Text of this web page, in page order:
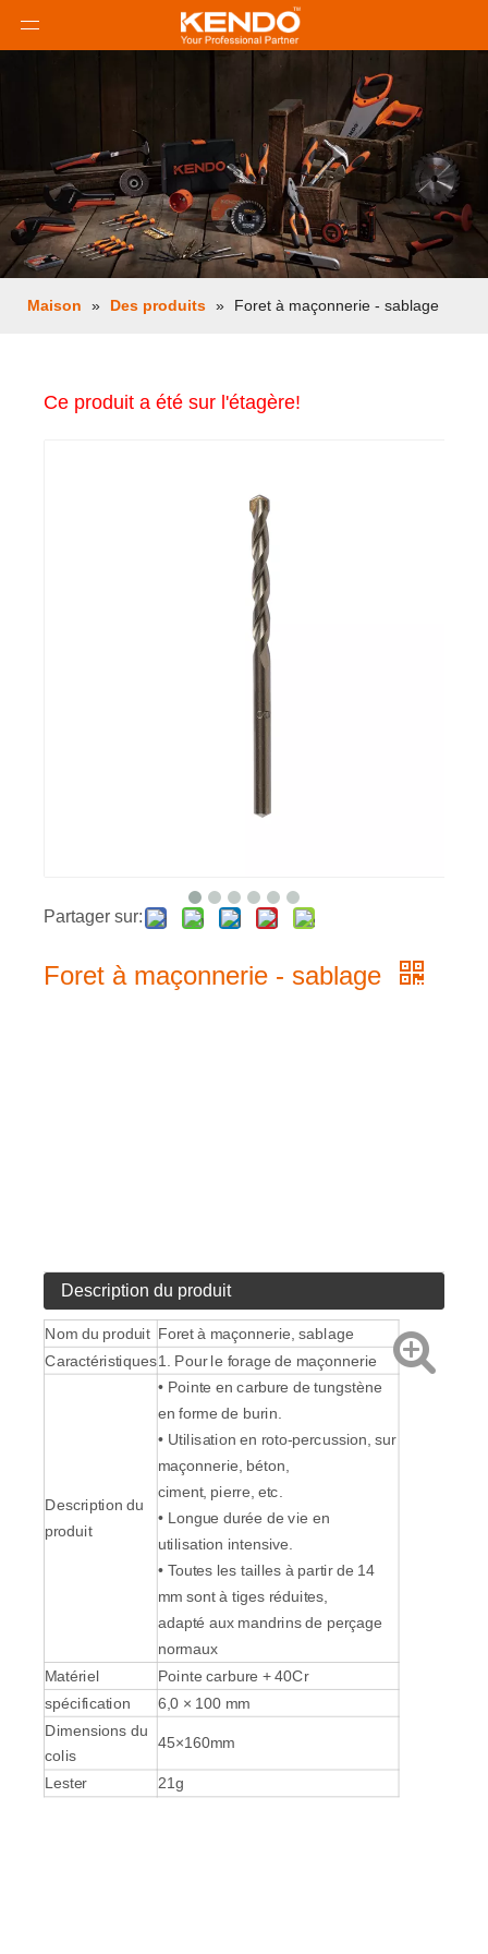
Maison » Des produits » Foret à maçonnerie - sablage
Ce produit a été sur l'étagère!
Partager sur:
Foret à maçonnerie - sablage
Description du produit
Nom du produit Foret à maçonnerie, sablage
Caractéristiques1. Pour le forage de maçonnerie
Description du
produit
• Pointe en carbure de tungstène
en forme de burin.
• Utilisation en roto-percussion, sur
maçonnerie, béton,
ciment, pierre, etc.
• Longue durée de vie en
utilisation intensive.
• Toutes les tailles à partir de 14
mm sont à tiges réduites,
adapté aux mandrins de perçage
normaux
Matériel
Pointe carbure + 40Cr
spécification
6,0 × 100 mm
Dimensions du
colis
45×160mm
Lester 21g